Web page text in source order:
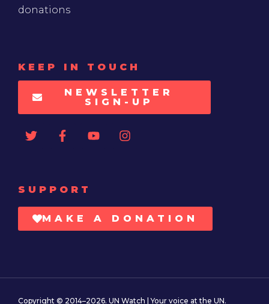
donations
KEEP IN TOUCH
NEWSLETTER
SIGN-UP
SUPPORT
MAKE A DONATION
Copyright © 2014–2026. UN Watch | Your voice at the UN.